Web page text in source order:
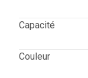
Capacité
Couleur